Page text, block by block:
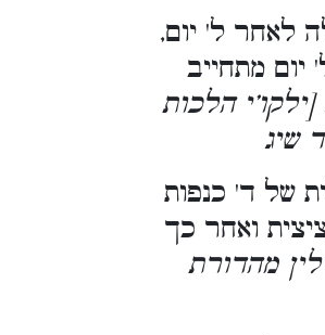
לאחר ל' יום,
מתחייב
[ילקו’י הלכות
שיג
של ד' כנפות
ואחר כך
מהדורת